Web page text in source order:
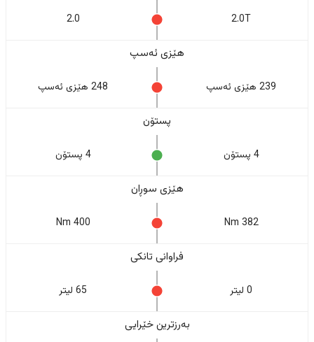
2.0T
2.0
هێزی ئەسپ
239 هێزی ئەسپ 248 هێزی ئەسپ
پستۆن
4 پستۆن 4 پستۆن
هێزی سوڕان
382 Nm
400 Nm
فراوانی تانکی
0 لیتر 65 لیتر
بەرزترین خێرایی